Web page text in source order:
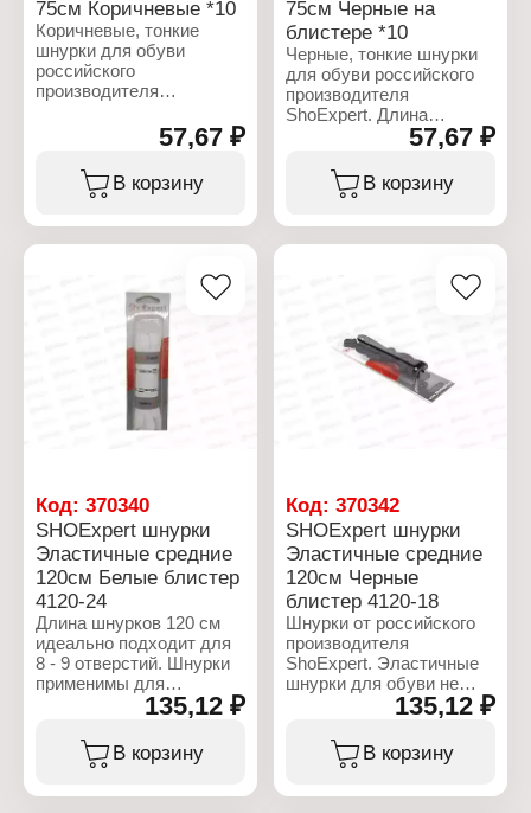
75см Коричневые *10
Коричневые, тонкие
шнурки для обуви
российского
производителя
предназначен для 5 - 6
отверстий. Шнурки для
обуви изготовлены из
специальным составом,
узел более плотно и
удержать его в течении
длительного времени.
Характеристики:
Бренд: ShoExpert
Тип товара: Шнурки
Вариация: тонкие
Назначение: для обуви
Цвет: коричневый
Длина: 75 см
Упаковка: блистер
Материал: хлопок
57,67 ₽
В корзину
75см Черные на
блистере *10
Черные, тонкие шнурки
для обуви российского
производителя
ShoExpert. Длина
предназначен для 5 - 6
отверстий. Шнурки для
обуви изготовлены из
узел более плотно и
удержать его в течении
Характеристики:
Бренд: ShoExpert
Тип товара: Шнурки
Цвет: черный
Длина: 75 см
Упаковка: блистер
Материал: хлопок
57,67 ₽
В корзину
Код: 370340
SHOExpert шнурки
Эластичные средние
120см Белые блистер
4120-24
Длина шнурков 120 см
идеально подходит для
8 - 9 отверстий. Шнурки
применимы для
кроссовок и спортивной
Характеристики:
135,12 ₽
В корзину
Код:370342
SHOExpert шнурки
Эластичные средние
120см Черные
блистер 4120-18
Шнурки от российского
производителя
ShoExpert. Эластичные
шнурки для обуви не
нужно завязывать и
развязывать. Шнурки с
фиксатором и с зажимом
регулирует натяжение
135,12 ₽
В корзину